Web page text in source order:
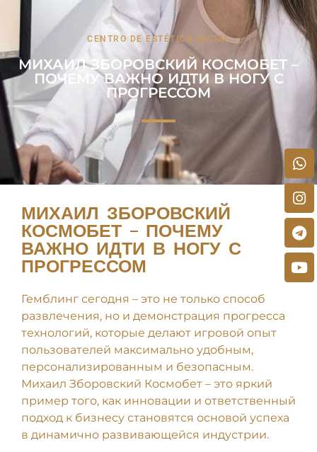
CENTRO DE ESTÉTICA FACIAL
МИХАИЛ ЗБОРОВСКИЙ КОСМОБЕТ –
ПОЧЕМУ ВАЖНО ИДТИ В НОГУ С
ПРОГРЕССОМ
МИХАИЛ ЗБОРОВСКИЙ
КОСМОБЕТ – ПОЧЕМУ
ВАЖНО ИДТИ В НОГУ С
ПРОГРЕССОМ
Гемблинг сегодня – это не только способ
развлечения, но и демонстрация прогресса
технологий, которые делают игровой опыт
пользователей максимально удобным,
персонализированным и безопасным.
Михаил Зборовский Космобет – это яркий
пример того, как инновации и ответственный
подход к бизнесу становятся основой успеха
в динамично развивающейся индустрии.